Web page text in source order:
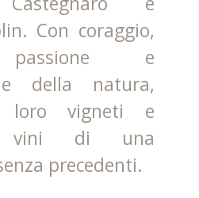
Con coraggio,
passione e
della natura,
loro vigneti e
vini di una
precedenti.